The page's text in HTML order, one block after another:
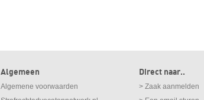
Algemeen
Algemene voorwaarden
Direct naar..
> Zaak aanmelden